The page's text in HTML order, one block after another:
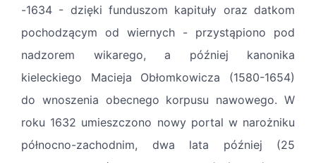
-1634 - dzięki funduszom kapituły oraz datkom
pochodzącym od wiernych - przystąpiono pod
nadzorem wikarego, a później kanonika
kieleckiego Macieja Obłomkowicza (1580-1654)
do wnoszenia obecnego korpusu nawowego. W
roku 1632 umieszczono nowy portal w narożniku
północno-zachodnim, dwa lata później (25